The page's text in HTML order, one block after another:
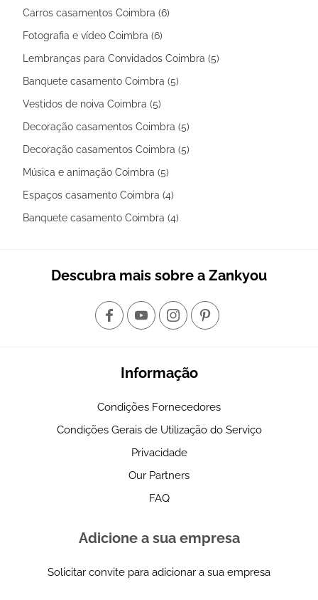
Carros casamentos Coimbra (6)
Fotografia e vídeo Coimbra (6)
Lembranças para Convidados Coimbra (5)
Banquete casamento Coimbra (5)
Vestidos de noiva Coimbra (5)
Decoração casamentos Coimbra (5)
Decoração casamentos Coimbra (5)
Música e animação Coimbra (5)
Espaços casamento Coimbra (4)
Banquete casamento Coimbra (4)
Descubra mais sobre a Zankyou
Informação
Condições Fornecedores
Condições Gerais de Utilização do Serviço
Privacidade
Our Partners
FAQ
Adicione a sua empresa
Solicitar convite para adicionar a sua empresa